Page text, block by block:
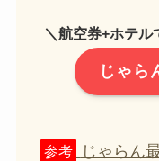
＼航空券+ホテル
じゃら
参考 じゃらん